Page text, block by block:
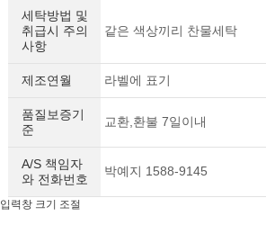
세탁방법 및
취급시 주의
사항
같은 색상끼리 찬물세탁
제조연월 라벨에 표기
품질보증기
준
교환,환불 7일이내
A/S 책임자
와 전화번호
박예지 1588-9145
입력창 크기 조절